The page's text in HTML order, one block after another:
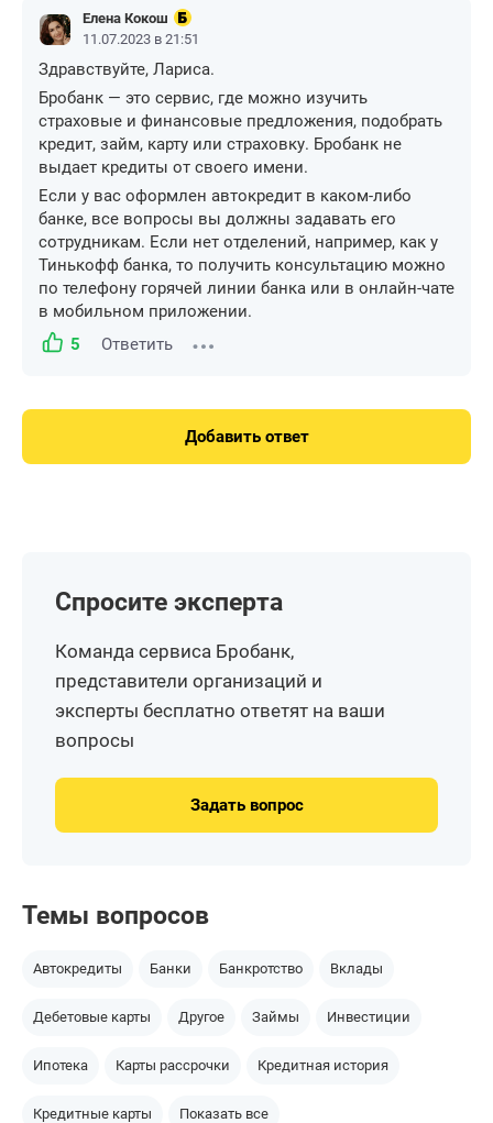
Елена Кокош
11.07.2023 в 21:51
Здравствуйте, Лариса.
Бробанк — это сервис, где можно изучить
страховые и финансовые предложения, подобрать
кредит, займ, карту или страховку. Бробанк не
выдает кредиты от своего имени.
Если у вас оформлен автокредит в каком-либо
банке, все вопросы вы должны задавать его
сотрудникам. Если нет отделений, например, как у
Тинькофф банка, то получить консультацию можно
по телефону горячей линии банка или в онлайн-чате
в мобильном приложении.
5
Ответить
Добавить ответ
Спросите эксперта
Команда сервиса Бробанк,
представители организаций и
эксперты бесплатно ответят на ваши
вопросы
Задать вопрос
Темы вопросов
Автокредиты Банки Банкротство Вклады
Дебетовые карты Другое Займы Инвестиции
Ипотека Карты рассрочки Кредитная история
Кредитные карты Показать все